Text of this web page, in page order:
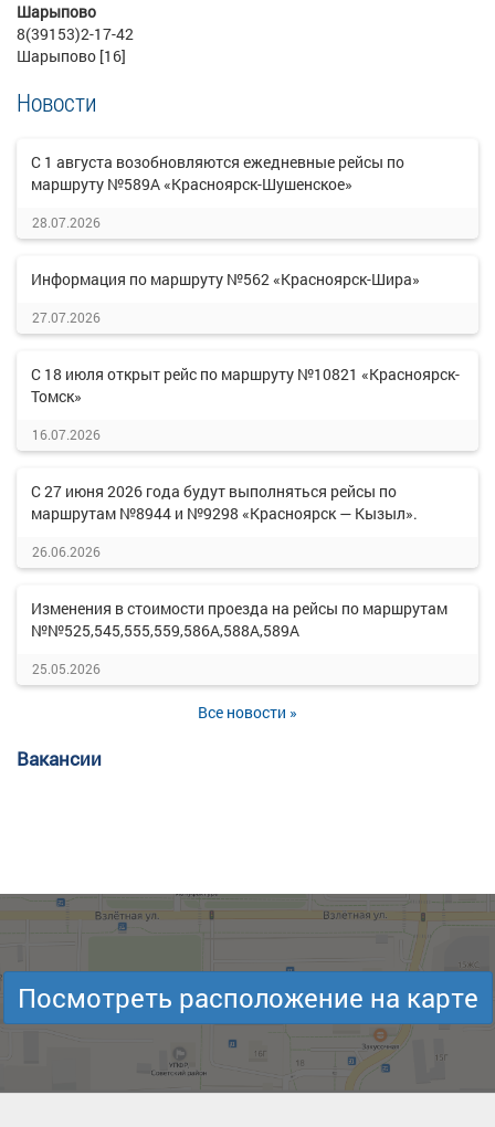
Шарыпово
8(39153)2-17-42
Шарыпово [16]
Новости
С 1 августа возобновляются ежедневные рейсы по
маршруту №589А «Красноярск-Шушенское»
28.07.2026
Информация по маршруту №562 «Красноярск-Шира»
27.07.2026
С 18 июля открыт рейс по маршруту №10821 «Красноярск-
Томск»
16.07.2026
С 27 июня 2026 года будут выполняться рейсы по
маршрутам №8944 и №9298 «Красноярск — Кызыл».
26.06.2026
Изменения в стоимости проезда на рейсы по маршрутам
№№525,545,555,559,586А,588А,589А
25.05.2026
Все новости »
Вакансии
Посмотреть расположение на карте